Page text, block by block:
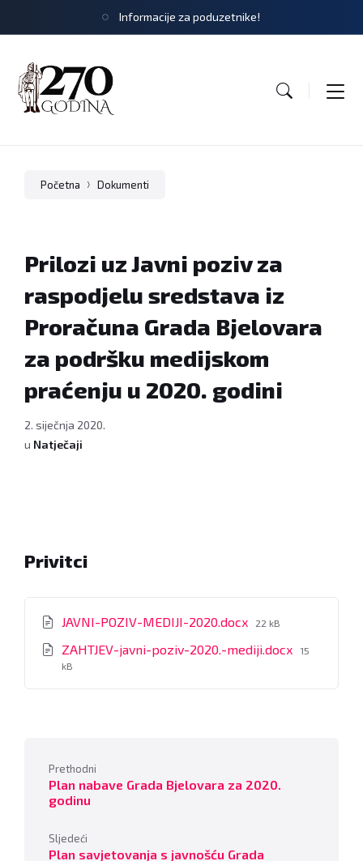
Informacije za poduzetnike!
Početna Dokumenti
Prilozi uz Javni poziv za
raspodjelu sredstava iz
Proračuna Grada Bjelovara
za podršku medijskom
praćenju u 2020. godini
2. siječnja 2020.
u Natječaji
Privitci
JAVNI-POZIV-MEDIJI-2020.docx File
22 kB
ZAHTJEV-javni-poziv-2020.-mediji.docx File
15
kB
Prethodni
Plan nabave Grada Bjelovara za 2020.
godinu
Sljedeći
Plan savjetovanja s javnošću Grada